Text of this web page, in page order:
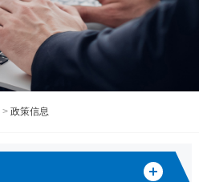
> 政策信息